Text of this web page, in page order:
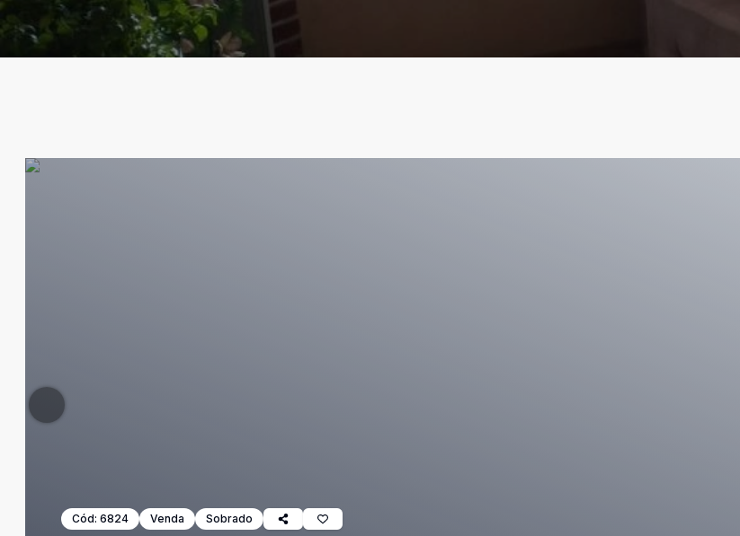
Cód: 6824 Venda Sobrado